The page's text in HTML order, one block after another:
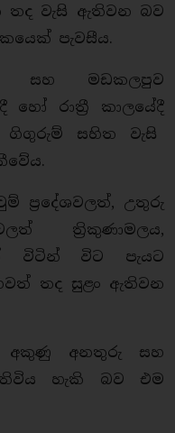
වැසි ඇතිවන බව
පැවසීය.
සහ මඩකලපුව
හෝ රාත්‍රී කාලයේදී
ගිගුරුම් සහිත වැසි
ප්‍රදේශවලත්, උතුරු
ත්‍රිකුණාමලය,
විටින් විට පැයට
තද සුළං ඇතිවන
අකුණු අනතුරු සහ
හැකි බව එම